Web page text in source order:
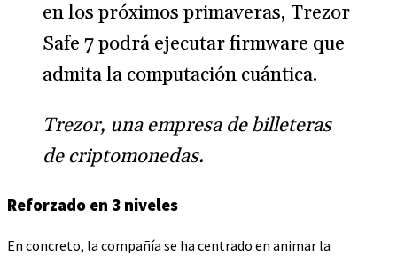
en los próximos primaveras, Trezor
Safe 7 podrá ejecutar firmware que
admita la computación cuántica.
Trezor, una empresa de billeteras
de criptomonedas.
Reforzado en 3 niveles
En concreto, la compañía se ha centrado en animar la